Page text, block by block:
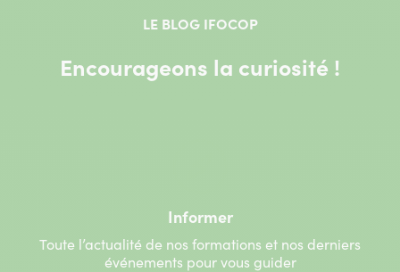
LE BLOG IFOCOP
Encourageons la curiosité !
Informer
Toute l’actualité de nos formations et nos derniers
événements pour vous guider